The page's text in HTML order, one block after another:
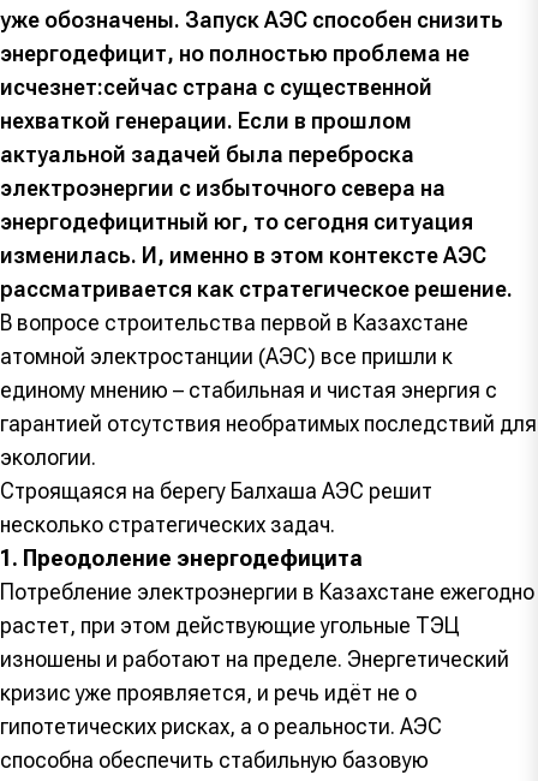
уже обозначены. Запуск АЭС способен снизить
энергодефицит, но полностью проблема не
исчезнет:сейчас страна с существенной
нехваткой генерации. Если в прошлом
актуальной задачей была переброска
электроэнергии с избыточного севера на
энергодефицитный юг, то сегодня ситуация
изменилась. И, именно в этом контексте АЭС
рассматривается как стратегическое решение.
В вопросе строительства первой в Казахстане
атомной электростанции (АЭС) все пришли к
единому мнению – стабильная и чистая энергия с
гарантией отсутствия необратимых последствий для
экологии.
Строящаяся на берегу Балхаша АЭС решит
несколько стратегических задач.
1. Преодоление энергодефицита
Потребление электроэнергии в Казахстане ежегодно
растет, при этом действующие угольные ТЭЦ
изношены и работают на пределе. Энергетический
кризис уже проявляется, и речь идёт не о
гипотетических рисках, а о реальности. АЭС
способна обеспечить стабильную базовую